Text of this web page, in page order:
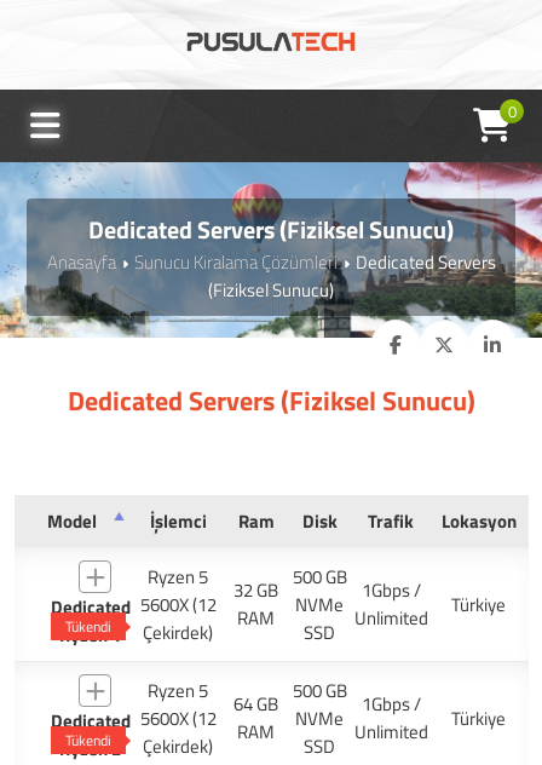
0
Dedicated Servers (Fiziksel Sunucu)
Anasayfa Sunucu Kiralama Çözümleri
Dedicated Servers
(Fiziksel Sunucu)
Dedicated Servers (Fiziksel Sunucu)
Model İşlemci Ram Disk Trafik Lokasyon
Dedicated
Ryzen 1
Tükendi
Ryzen 5
5600X (12
Çekirdek)
32 GB
RAM
500 GB
NVMe
SSD
1Gbps /
Unlimited
Türkiye
Dedicated
Ryzen 2
Tükendi
Ryzen 5
5600X (12
Çekirdek)
64 GB
RAM
500 GB
NVMe
SSD
1Gbps /
Unlimited
Türkiye